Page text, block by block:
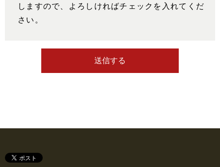
しますので、よろしければチェックを入れてくだ
さい。